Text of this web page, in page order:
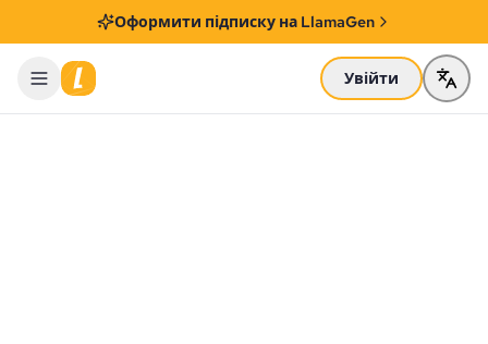
Оформити підписку на LlamaGen
Увійти